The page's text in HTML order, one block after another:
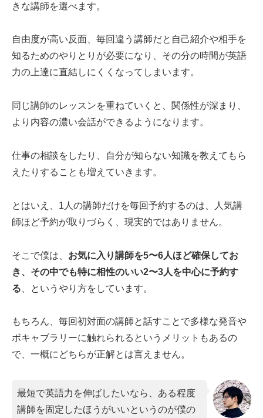
きな講師を選べます。
自由度が高い反面、毎回違う講師だと自己紹介や相手を
知るためのやりとりが必要になり、その分の時間が英語
力の上達に直結しにくくなってしまいます。
同じ講師のレッスンを重ねていくと、関係性が深まり、
より内容の濃い会話ができるようになります。
仕事の相談をしたり、自分が知らない知識を教えてもら
えたりすることも増えていきます。
とはいえ、1人の講師だけを毎回予約するのは、人気講
師ほど予約が取りづらく、現実的ではありません。
そこで僕は、 お気に入り講師を5〜6人ほど確保してお
き、その中でも特に相性のいい2〜3人を中心に予約す
る 、というやり方をしています。
もちろん、毎回初対面の講師と話すことで多様な発音や
ボキャブラリーに触れられるというメリットもあるの
で、一概にどちらが正解とは言えません。
最短で英語力を伸ばしたいなら、ある程度
講師を固定したほうがいいというのが僕の